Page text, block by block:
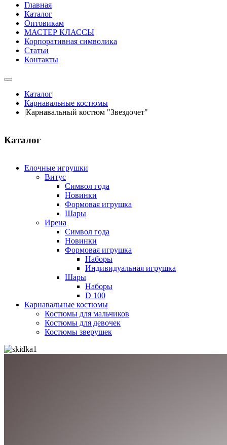
Главная
Каталог
Оптовикам
МАСТЕР КЛАССЫ
Корпоративная символика
Статьи
Контакты
Каталог|
Карнавальные костюмы
|Карнавальный костюм "Звездочет"
Каталог
Елочные игрушки
Витус
Символ года
Новинки
Формовая игрушка
Шары
Ирена
Символ года
Новинки
Формовая игрушка
Наборы
Индивидуальная игрушка
Шары
Наборы
D 100
Карнавальные костюмы
Костюмы для мальчиков
Костюмы для девочек
Костюмы зверушек